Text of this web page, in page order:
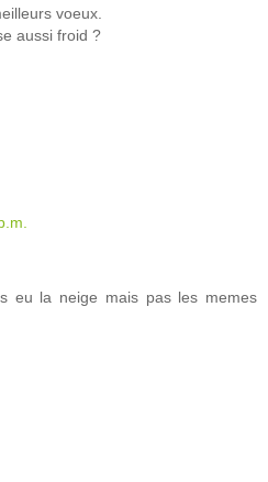
voeux.
aussi froid ?
eu la neige mais pas les memes